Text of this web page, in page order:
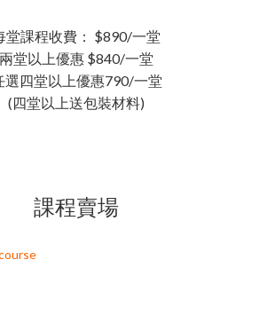
堂課程收費： $890/一堂
兩堂以上優惠 $840/一堂
選四堂以上優惠790/一堂
(四堂以上送包裝材料)
課程賣場